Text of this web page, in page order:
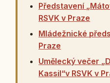
Představení
RSVK v Praze
Mládežnické
Praze
Umělecký večer
Kassil“v RSVK v